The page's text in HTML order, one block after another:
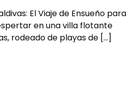
El Viaje de Ensueño para
en una villa flotante
rodeado de playas de […]